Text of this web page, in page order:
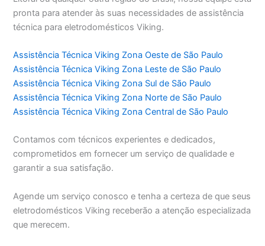
pronta para atender às suas necessidades de assistência
técnica para eletrodomésticos Viking.
Assistência Técnica Viking Zona Oeste de São Paulo
Assistência Técnica Viking Zona Leste de São Paulo
Assistência Técnica Viking Zona Sul de São Paulo
Assistência Técnica Viking Zona Norte de São Paulo
Assistência Técnica Viking Zona Central de São Paulo
Contamos com técnicos experientes e dedicados,
comprometidos em fornecer um serviço de qualidade e
garantir a sua satisfação.
Agende um serviço conosco e tenha a certeza de que seus
eletrodomésticos Viking receberão a atenção especializada
que merecem.